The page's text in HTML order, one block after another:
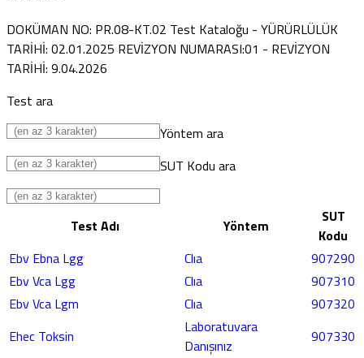
DOKÜMAN NO: PR.08-KT.02 Test Kataloğu - YÜRÜRLÜLÜK
TARİHİ: 02.01.2025 REVİZYON NUMARASI:01 - REVİZYON
TARİHİ: 9.04.2026
Test ara
Yöntem ara
SUT Kodu ara
Test Adı Yöntem
SUT
Kodu
Ebv Ebna Lgg
Clıa
907290
Ebv Vca Lgg
Clıa
907310
Ebv Vca Lgm
Clıa
907320
Ehec Toksin
Laboratuvara
Danışınız
907330